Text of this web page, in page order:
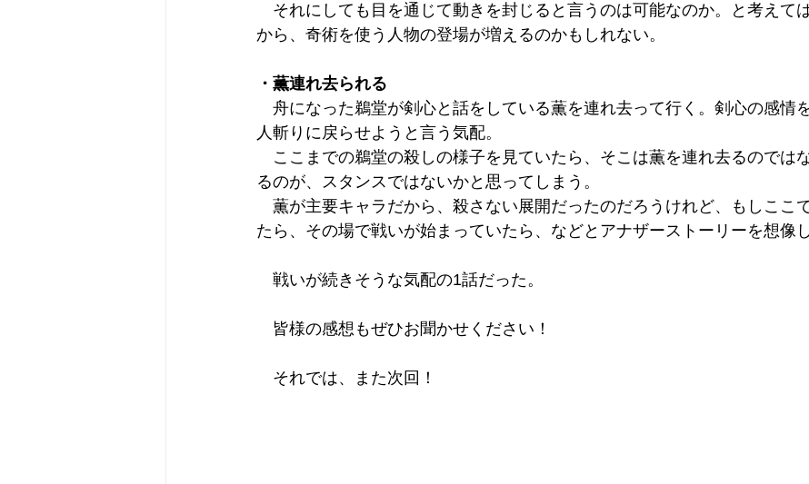
それにしても目を通じて動きを封じると言うのは可能なのか。と考えて
から、奇術を使う人物の登場が増えるのかもしれない。
・薫連れ去られる
舟になった鵜堂が剣心と話をしている薫を連れ去って行く。剣心の感情
人斬りに戻らせようと言う気配。
ここまでの鵜堂の殺しの様子を見ていたら、そこは薫を連れ去るのでは
るのが、スタンスではないかと思ってしまう。
薫が主要キャラだから、殺さない展開だったのだろうけれど、もしここ
たら、その場で戦いが始まっていたら、などとアナザーストーリーを想像
戦いが続きそうな気配の1話だった。
皆様の感想もぜひお聞かせください！
それでは、また次回！